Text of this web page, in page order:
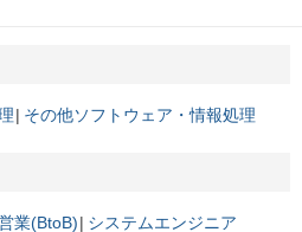
その他ソフトウェア・情報処理
業(BtoB) システムエンジニア